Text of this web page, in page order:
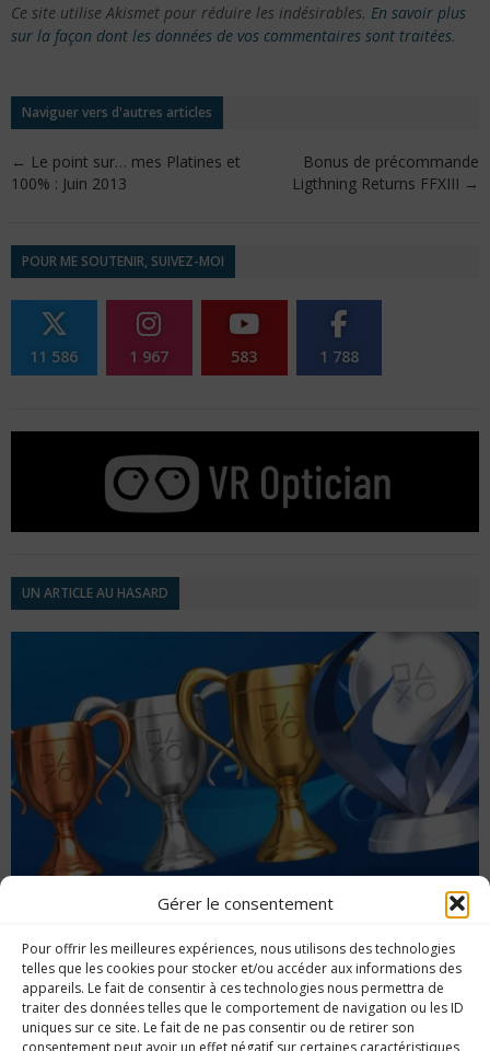
Gérer le consentement
Pour offrir les meilleures expériences, nous utilisons des technologies
telles que les cookies pour stocker et/ou accéder aux informations des
appareils. Le fait de consentir à ces technologies nous permettra de
traiter des données telles que le comportement de navigation ou les ID
uniques sur ce site. Le fait de ne pas consentir ou de retirer son
consentement peut avoir un effet négatif sur certaines caractéristiques
Ce site utilise Akismet pour réduire les indésirables. En savoir plus
sur la façon dont les données de vos commentaires sont traitées.
Naviguer vers d'autres articles
← Le point sur… mes Platines et
100% : Juin 2013
Bonus de précommande
Ligthning Returns FFXIII →
POUR ME SOUTENIR, SUIVEZ-MOI
11 586 1 967 583 1 788
UN ARTICLE AU HASARD
système de trophées chez PlayStation